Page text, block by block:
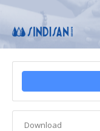
Download